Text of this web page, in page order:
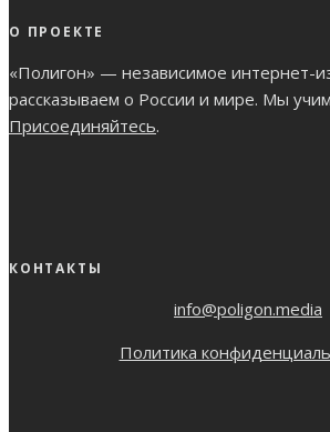
О ПРОЕКТЕ
«Полигон» — независимое интернет-
рассказываем о России и мире. Мы
Присоединяйтесь.
КОНТАКТЫ
info@poligon.media
Политика